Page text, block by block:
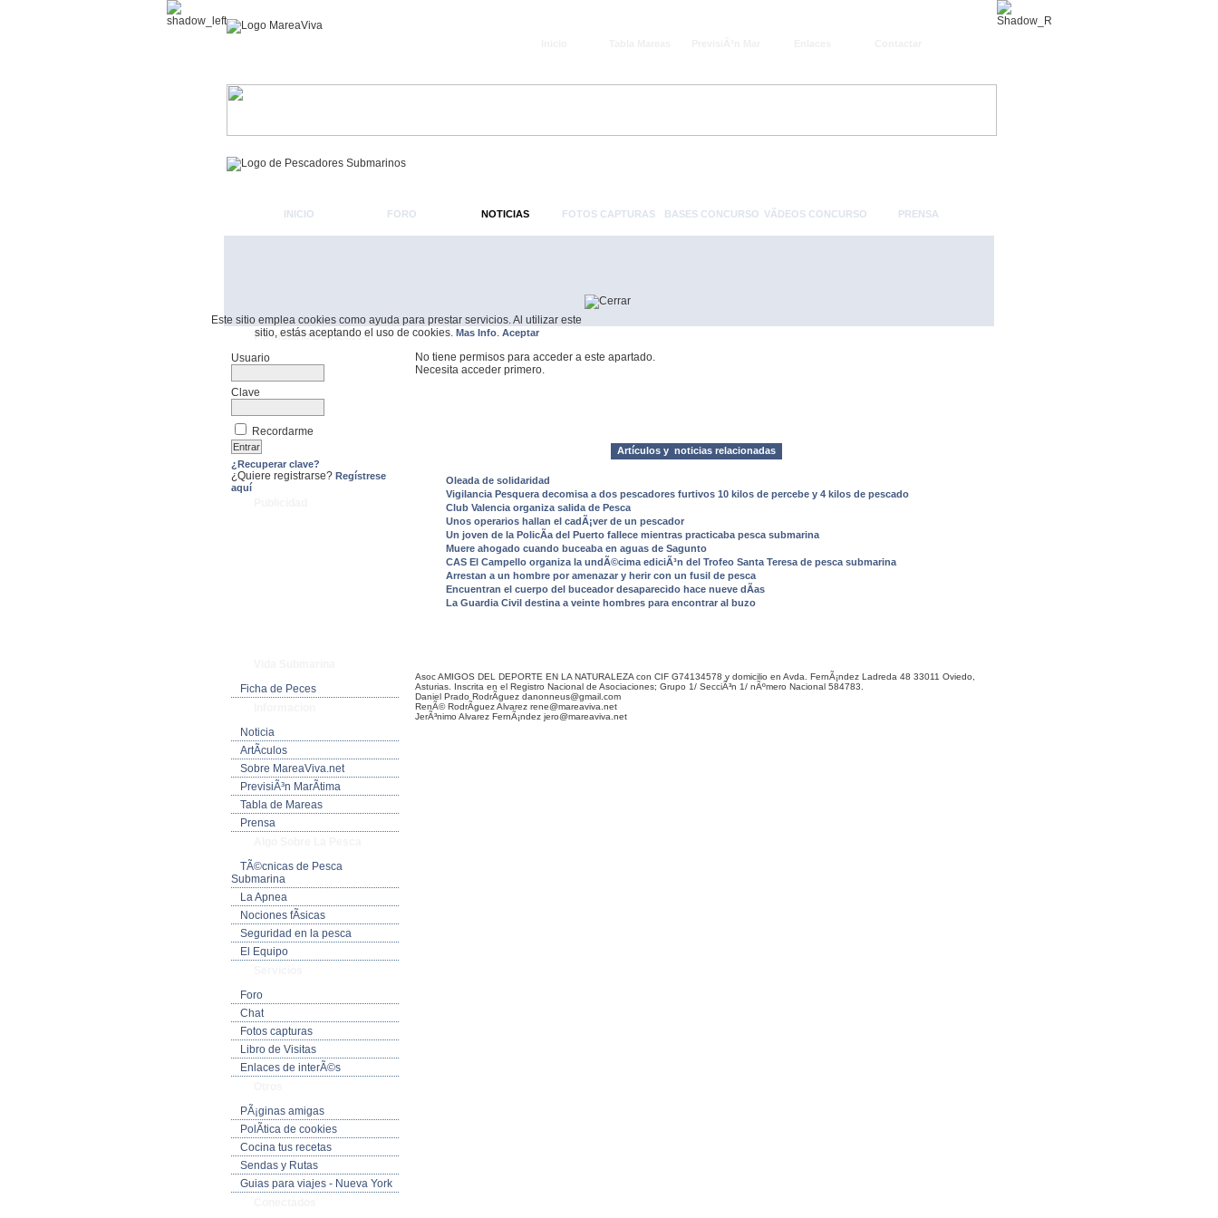
Este sitio emplea cookies como ayuda para prestar servicios. Al utilizar este
sitio, estás aceptando el uso de cookies. Mas Info. Aceptar
INICIO FORO NOTICIAS FOTOS CAPTURAS BASES CONCURSO VÃ­DEOS CONCURSO PRENSA
Formulario De Acceso
Usuario
Clave
Recordarme
¿Recuperar clave?
¿Quiere registrarse? Regístrese
aquí
Ficha de Peces
Noticia
ArtÃ­culos
Sobre MareaViva.net
PrevisiÃ³n MarÃ­tima
Tabla de Mareas
Prensa
TÃ©cnicas de Pesca
Submarina
La Apnea
Nociones fÃ­sicas
Seguridad en la pesca
El Equipo
Foro
Chat
Fotos capturas
Libro de Visitas
Enlaces de interÃ©s
PÃ¡ginas amigas
PolÃ­tica de cookies
Cocina tus recetas
Sendas y Rutas
Guias para viajes - Nueva York
No tiene permisos para acceder a este apartado.
Necesita acceder primero.
Artículos y noticias relacionadas
Oleada de solidaridad
Vigilancia Pesquera decomisa a dos pescadores furtivos 10 kilos de percebe y 4 kilos de pescado
Club Valencia organiza salida de Pesca
Unos operarios hallan el cadÃ¡ver de un pescador
Un joven de la PolicÃ­a del Puerto fallece mientras practicaba pesca submarina
Muere ahogado cuando buceaba en aguas de Sagunto
CAS El Campello organiza la undÃ©cima ediciÃ³n del Trofeo Santa Teresa de pesca submarina
Arrestan a un hombre por amenazar y herir con un fusil de pesca
Encuentran el cuerpo del buceador desaparecido hace nueve dÃ­as
La Guardia Civil destina a veinte hombres para encontrar al buzo
Asoc AMIGOS DEL DEPORTE EN LA NATURALEZA con CIF G74134578 y domicilio en Avda. FernÃ¡ndez Ladreda 48 33011 Oviedo,
Asturias. Inscrita en el Registro Nacional de Asociaciones; Grupo 1/ SecciÃ³n 1/ nÃºmero Nacional 584783.
Daniel Prado RodrÃ­guez danonneus@gmail.com
RenÃ© RodrÃ­guez Alvarez rene@mareaviva.net
JerÃ³nimo Alvarez FernÃ¡ndez jero@mareaviva.net